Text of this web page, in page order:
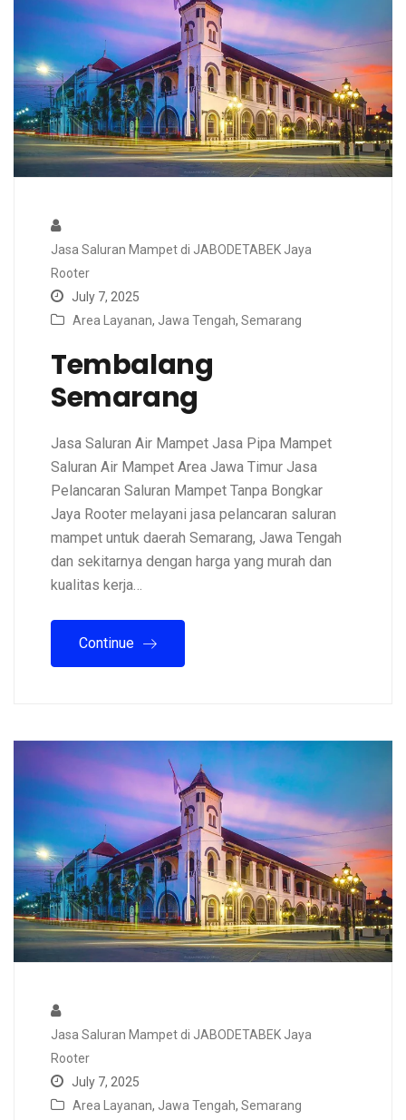
Jasa Saluran Mampet di JABODETABEK Jaya
Rooter
July 7, 2025
Area Layanan, Jawa Tengah, Semarang
Tembalang
Semarang
Jasa Saluran Air Mampet Jasa Pipa Mampet
Saluran Air Mampet Area Jawa Timur Jasa
Pelancaran Saluran Mampet Tanpa Bongkar
Jaya Rooter melayani jasa pelancaran saluran
mampet untuk daerah Semarang, Jawa Tengah
dan sekitarnya dengan harga yang murah dan
kualitas kerja…
Continue
Jasa Saluran Mampet di JABODETABEK Jaya
Rooter
July 7, 2025
Area Layanan, Jawa Tengah, Semarang